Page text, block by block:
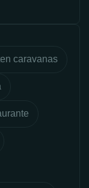
caravanas